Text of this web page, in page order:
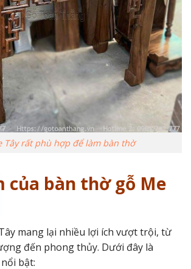
Tây rất phù hợp để làm bàn thờ
của bàn thờ gỗ Me
mang lại nhiều lợi ích vượt trội, từ
đến phong thủy. Dưới đây là
bật: